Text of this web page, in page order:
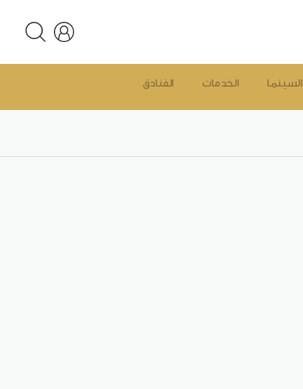
الفنادق الخدمات السينما